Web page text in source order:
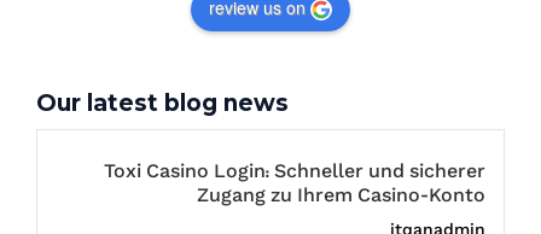
review us on
Our latest blog news
Toxi Casino Login: Schneller und sicherer
Zugang zu Ihrem Casino-Konto
itqanadmin